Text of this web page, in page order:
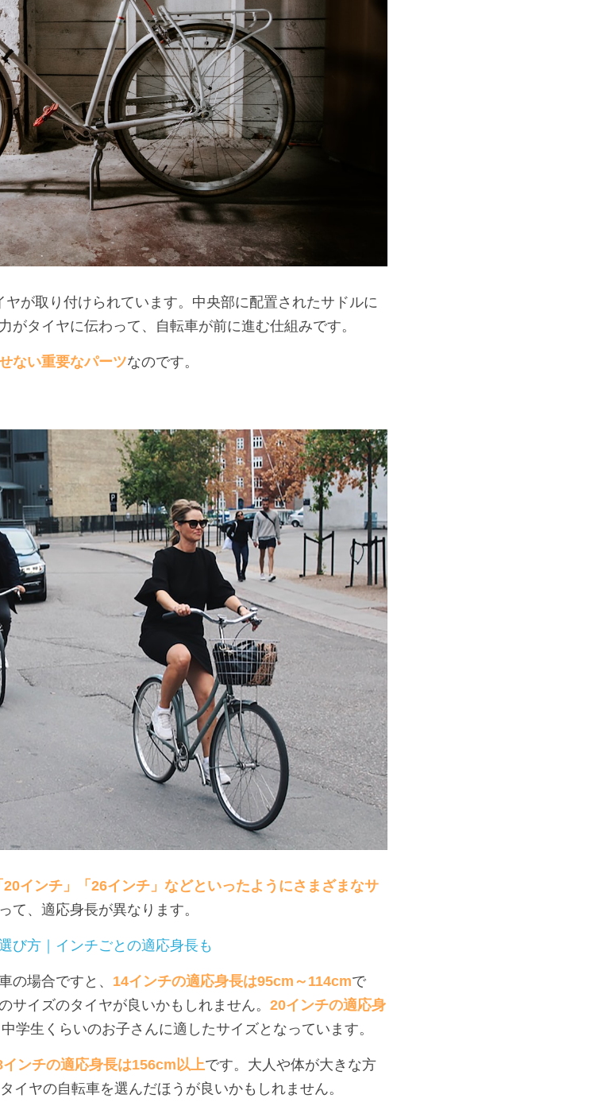
が取り付けられています。中央部に配置されたサドルに
がタイヤに伝わって、自転車が前に進む仕組みです。
ない重要なパーツなのです。
20インチ」「26インチ」などといったようにさまざまなサ
て、適応身長が異なります。
び方｜インチごとの適応身長も
の場合ですと、 14インチの適応身長は95cm～114cmで
サイズのタイヤが良いかもしれません。 20インチの適応身
学生くらいのお子さんに適したサイズとなっています。
ンチの適応身長は156cm以上です。大人や体が大きな方
イヤの自転車を選んだほうが良いかもしれません。